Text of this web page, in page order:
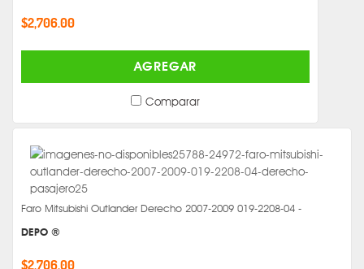
$2,706.00
AGREGAR
Comparar
Faro Mitsubishi Outlander Derecho 2007-2009 019-2208-04 -
DEPO ®
$2,706.00